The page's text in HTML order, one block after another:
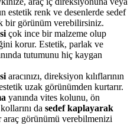
estetik renk ve desenlerde sedef
bir görünüm verebilirsiniz.
çok ince bir malzeme olup
korur. Estetik, parlak ve
tutumunu hiç kaygan
aracınızı, direksiyon kılıflarının
uzak görünümden kurtarır.
yanında vites kolunu, ön
da sedef kaplayarak
araç görünümü verebilmenizi